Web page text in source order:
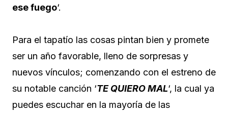
ese fuego‘.
Para el tapatío las cosas pintan bien y promete
ser un año favorable, lleno de sorpresas y
nuevos vínculos; comenzando con el estreno de
su notable canción ‘TE QUIERO MAL‘, la cual ya
puedes escuchar en la mayoría de las